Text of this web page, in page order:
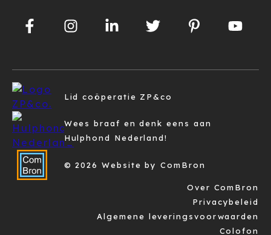
Lid coöperatie ZP&co
Wees braaf en denk eens aan
Hulphond Nederland!
© 2026 Website by ComBron
Over ComBron
Privacybeleid
Algemene leveringsvoorwaarden
Colofon